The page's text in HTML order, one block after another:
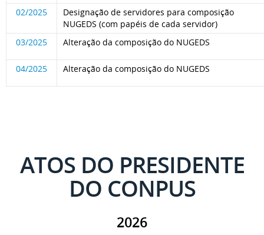
02/2025
Designação de servidores para composição
NUGEDS (com papéis de cada servidor)
03/2025
Alteração da composição do NUGEDS
04/2025 Alteração da composição do NUGEDS
ATOS DO PRESIDENTE
DO CONPUS
2026